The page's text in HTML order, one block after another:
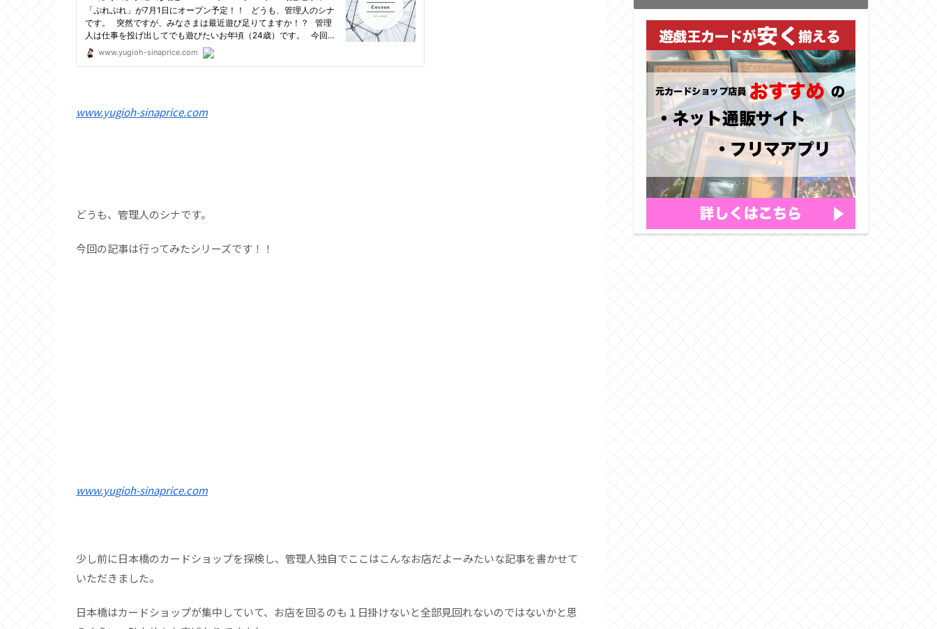
www.yugioh-sinaprice.com
どうも、管理人のシナです。
今回の記事は行ってみたシリーズです！！
www.yugioh-sinaprice.com
少し前に日本橋のカードショップを探検し、管理人独自でここはこんなお店だよーみたいな記事を書かせて
いただきました。
日本橋はカードショップが集中していて、お店を回るのも１日掛けないと全部見回れないのではないかと思